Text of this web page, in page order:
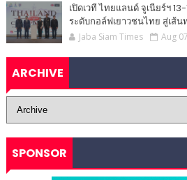
เปิดเวที ไทยแลนด์ จูเนียร์ฯ
ระดับกอล์ฟเยาวชนไทย สู่เส้น
Jaba Siam Times Aug
ARCHIVE
SPONSOR